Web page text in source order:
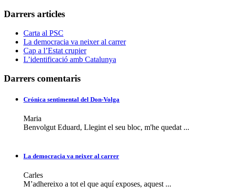
Darrers articles
Carta al PSC
La democracia va neixer al carrer
Cap a l’Estat crupier
L’identificació amb Catalunya
Darrers comentaris
Crónica sentimental del Don-Volga
Maria
Benvolgut Eduard, Llegint el seu bloc, m'he quedat ...
La democracia va neixer al carrer
Carles
M’adhereixo a tot el que aquí exposes, aquest ...